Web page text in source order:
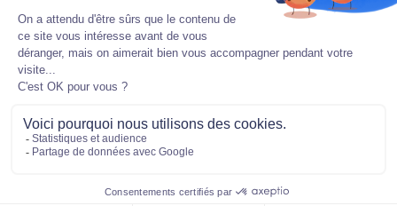
Logiciel comptable
Partenaire EDI habilité par la Direction Générale des Finances
En savoir plus